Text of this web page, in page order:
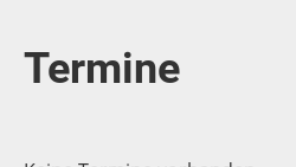
Termine